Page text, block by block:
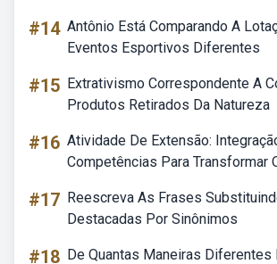
#14 Antônio Está Comparando A
Eventos Esportivos Diferentes
#15 Extrativismo Correspondente A
Produtos Retirados Da Natureza
#16 Atividade De Extensão:
Competências Para Transformar
#17 Reescreva As Frases
Destacadas Por Sinônimos
#18 De Quantas Maneiras Diferentes